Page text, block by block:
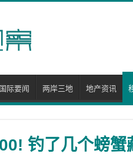
国际要闻 两岸三地 地产资讯
钓了几个螃